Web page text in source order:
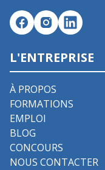
L'ENTREPRISE
À PROPOS
FORMATIONS
EMPLOI
BLOG
CONCOURS
NOUS CONTACTER